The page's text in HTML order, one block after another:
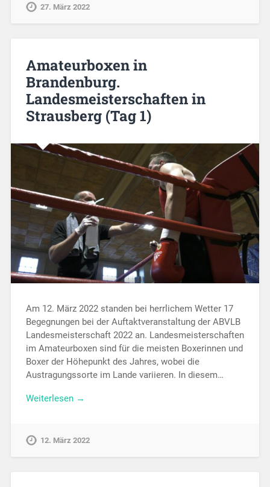
27. März 2022
Amateurboxen in
Brandenburg.
Landesmeisterschaften in
Strausberg (Tag 1)
Am 12. März 2022 standen bei herrlichem Wetter 17
Begegnungen bei der Auftaktveranstaltung der ABVLB
Landesmeisterschaft 2022 an. Landesmeisterschaften
im Amateurboxen sind für die meisten Boxerinnen und
Boxer der Höhepunkt des Jahres, wobei die
Austragungssorte im Lande variieren. In diesem…
Weiterlesen →
12. März 2022